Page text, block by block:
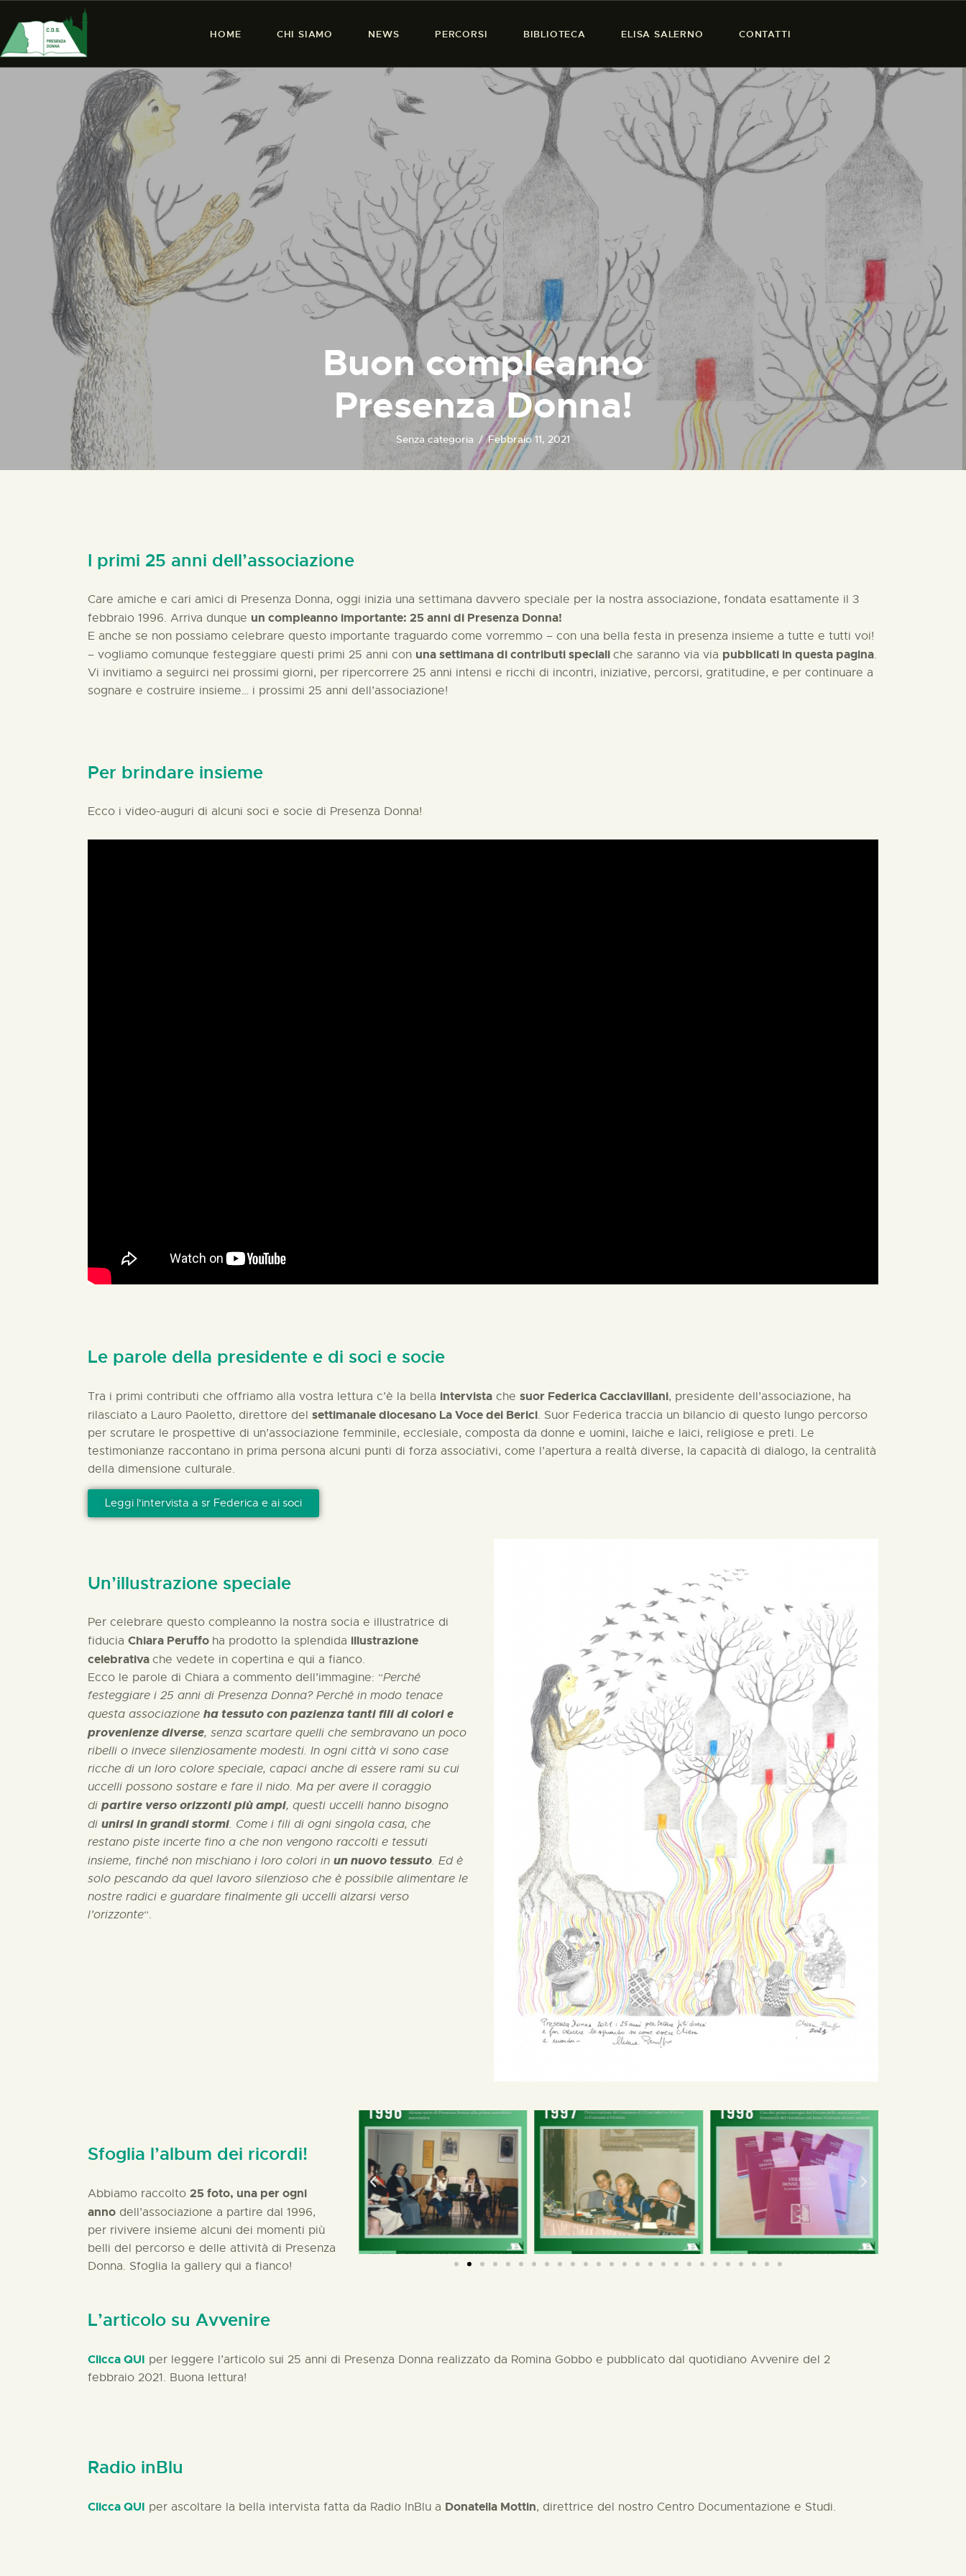
HOME CHI SIAMO NEWS PERCORSI BIBLIOTECA ELISA SALERNO CONTATTI
PRESENZA DONNA
NEWS
PERCORSI
BIBLIOTECA
ELISA SALERNO
CONTATTI
Buon compleanno
Presenza Donna!
Senza categoria Febbraio 11, 2021
I primi 25 anni dell’associazione
Care amiche e cari amici di Presenza Donna, oggi inizia una settimana davvero speciale per la nostra associazione, fondata esattamente il 3
febbraio 1996. Arriva dunque un compleanno importante: 25 anni di Presenza Donna!
E anche se non possiamo celebrare questo importante traguardo come vorremmo – con una bella festa in presenza insieme a tutte e tutti voi!
– vogliamo comunque festeggiare questi primi 25 anni con una settimana di contributi speciali che saranno via via pubblicati in questa pagina.
Vi invitiamo a seguirci nei prossimi giorni, per ripercorrere 25 anni intensi e ricchi di incontri, iniziative, percorsi, gratitudine, e per continuare a
sognare e costruire insieme… i prossimi 25 anni dell’associazione!
Per brindare insieme
Ecco i video-auguri di alcuni soci e socie di Presenza Donna!
Le parole della presidente e di soci e socie
Tra i primi contributi che offriamo alla vostra lettura c’è la bella intervista che suor Federica Cacciavillani, presidente dell’associazione, ha
rilasciato a Lauro Paoletto, direttore del settimanale diocesano La Voce dei Berici. Suor Federica traccia un bilancio di questo lungo percorso
per scrutare le prospettive di un’associazione femminile, ecclesiale, composta da donne e uomini, laiche e laici, religiose e preti. Le
testimonianze raccontano in prima persona alcuni punti di forza associativi, come l’apertura a realtà diverse, la capacità di dialogo, la centralità
della dimensione culturale.
Leggi l'intervista a sr Federica e ai soci
Un’illustrazione speciale
Per celebrare questo compleanno la nostra socia e illustratrice di
fiducia Chiara Peruffo ha prodotto la splendida illustrazione
celebrativa che vedete in copertina e qui a fianco.
Ecco le parole di Chiara a commento dell’immagine: “Perché
festeggiare i 25 anni di Presenza Donna? Perché in modo tenace
questa associazione ha tessuto con pazienza tanti fili di colori e
provenienze diverse, senza scartare quelli che sembravano un poco
ribelli o invece silenziosamente modesti. In ogni città vi sono case
ricche di un loro colore speciale, capaci anche di essere rami su cui
uccelli possono sostare e fare il nido. Ma per avere il coraggio
di partire verso orizzonti più ampi, questi uccelli hanno bisogno
di unirsi in grandi stormi. Come i fili di ogni singola casa, che
restano piste incerte fino a che non vengono raccolti e tessuti
insieme, finché non mischiano i loro colori in un nuovo tessuto. Ed è
solo pescando da quel lavoro silenzioso che è possibile alimentare le
nostre radici e guardare finalmente gli uccelli alzarsi verso
l’orizzonte“.
Sfoglia l’album dei ricordi!
Abbiamo raccolto 25 foto, una per ogni
anno dell’associazione a partire dal 1996,
per rivivere insieme alcuni dei momenti più
belli del percorso e delle attività di Presenza
Donna. Sfoglia la gallery qui a fianco!
L’articolo su Avvenire
Clicca QUI per leggere l’articolo sui 25 anni di Presenza Donna realizzato da Romina Gobbo e pubblicato dal quotidiano Avvenire del 2
febbraio 2021. Buona lettura!
Radio inBlu
Clicca QUI per ascoltare la bella intervista fatta da Radio InBlu a Donatella Mottin, direttrice del nostro Centro Documentazione e Studi.